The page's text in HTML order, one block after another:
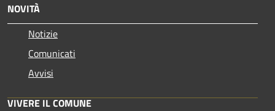
NOVITÀ
Notizie
Comunicati
Avvisi
VIVERE IL COMUNE